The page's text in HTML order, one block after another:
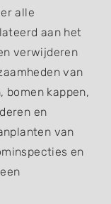
alle
aan het
verwijderen
van
bomen kappen,
en
van
en